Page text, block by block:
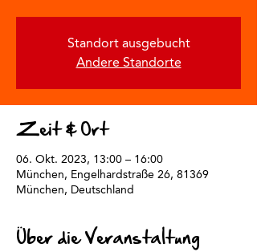
Standort ausgebucht
Andere Standorte
Zeit & Ort
06. Okt. 2023, 13:00 – 16:00
München, Engelhardstraße 26, 81369
München, Deutschland
Über die Veranstaltung